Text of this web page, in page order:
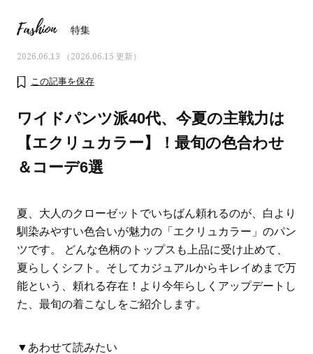
ママとパパに贈る「ジェンダーレ
ス学」
人気の40代髪型・ヘア
タログ
Fashion 特集
2026.06.13 （2026.06.15 更新）
この記事を保存
ワイドパンツ派40代、今夏の主戦力は
【エクリュカラー】！最旬の色合わせ
＆コーデ6選
夏、大人のクローゼットでいちばん頼れるのが、白より
馴染みやすい色合いが魅力の「エクリュカラー」のパン
ツです。 どんな色柄のトップスも上品に受け止めて、
夏らしくシフト。そしてカジュアルからキレイめまで万
能という、頼れる存在！より今年らしくアップデートし
た、最旬の着こなしをご紹介します。
▼あわせて読みたい